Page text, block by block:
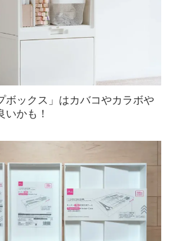
ボックス」はカバコやカラボや
いかも！